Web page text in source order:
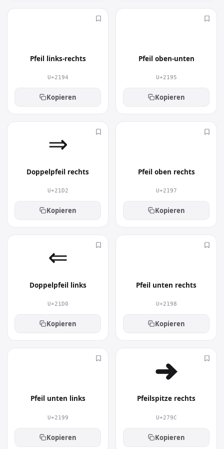
Pfeil links-rechts
U+2194
Kopieren
Pfeil oben-unten
U+2195
Kopieren
⇒︎
Doppelpfeil rechts
U+21D2
Kopieren
Pfeil oben rechts
U+2197
Kopieren
⇐︎
Doppelpfeil links
U+21D0
Kopieren
Pfeil unten rechts
U+2198
Kopieren
Pfeil unten links
U+2199
Kopieren
➜︎
Pfeilspitze rechts
U+279C
Kopieren